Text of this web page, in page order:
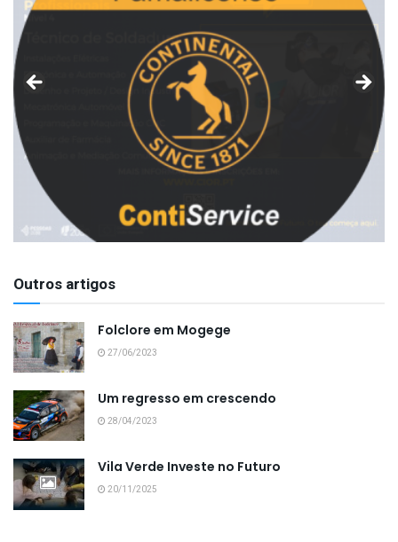
Outros artigos
Folclore em Mogege
27/06/2023
Um regresso em crescendo
28/04/2023
Vila Verde Investe no Futuro
20/11/2025